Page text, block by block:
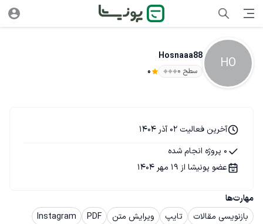
HO
Hosnaaa88
سطح ۰ 0
مهارت‌ها
بازنویسی مقالات
تایپ ویرایش متن PDF
Instagram
آخرین فعالیت 02 آذر 1404
0 پروژه انجام شده
عضو پونیشا از 19 مهر 1404